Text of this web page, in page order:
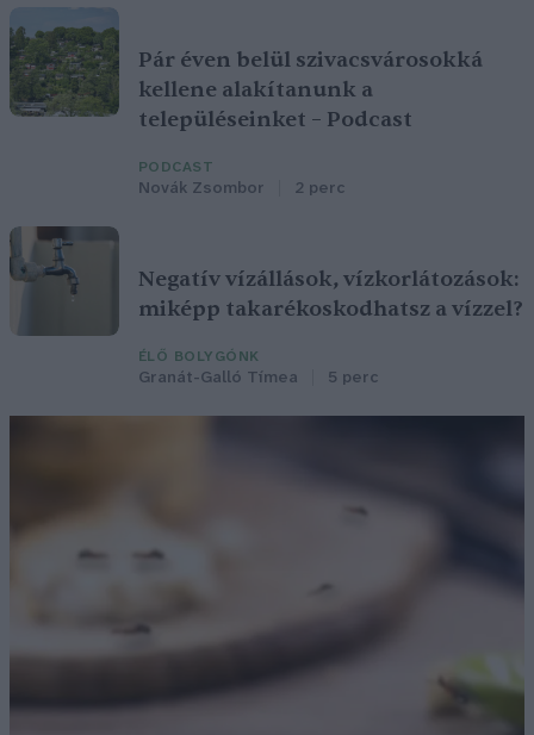
Pár éven belül szivacsvárosokká
kellene alakítanunk a
településeinket – Podcast
PODCAST
Novák Zsombor 2 perc
Negatív vízállások, vízkorlátozások:
miképp takarékoskodhatsz a vízzel?
ÉLŐ BOLYGÓNK
Granát-Galló Tímea 5 perc